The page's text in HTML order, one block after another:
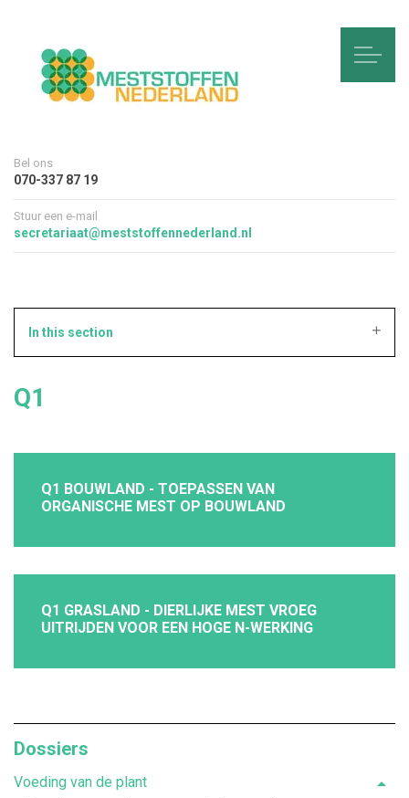
Bel ons
070-337 87 19
Stuur een e-mail
secretariaat@meststoffennederland.nl
In this section
Q1
Q1 BOUWLAND - TOEPASSEN VAN
ORGANISCHE MEST OP BOUWLAND
Q1 GRASLAND - DIERLIJKE MEST VROEG
UITRIJDEN VOOR EEN HOGE N-WERKING
Dossiers
Voeding van de plant